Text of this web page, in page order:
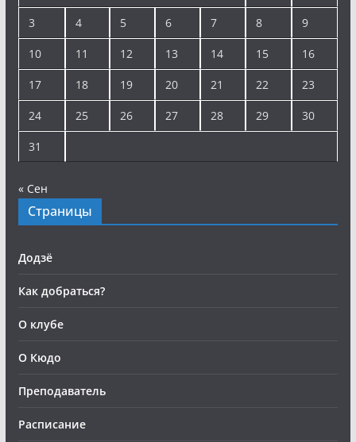
3 4 5 6 7 8 9
10 11 12 13 14 15 16
17 18 19 20 21 22 23
24 25 26 27 28 29 30
31
« Сен
Страницы
Додзё
Как добраться?
О клубе
О Кюдо
Преподаватель
Расписание